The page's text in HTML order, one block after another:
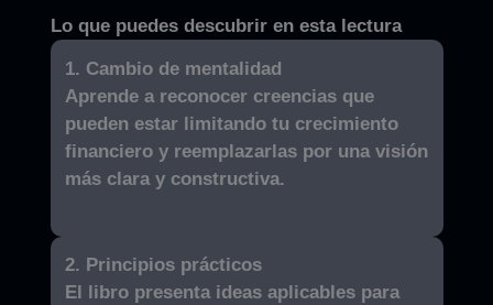
Lo que puedes descubrir en esta lectura
1. Cambio de mentalidad
Aprende a reconocer creencias que
pueden estar limitando tu crecimiento
financiero y reemplazarlas por una visión
más clara y constructiva.
2. Principios prácticos
El libro presenta ideas aplicables para